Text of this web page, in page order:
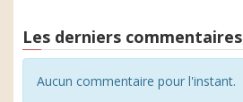
Les derniers commentaires
Aucun commentaire pour l'instant.